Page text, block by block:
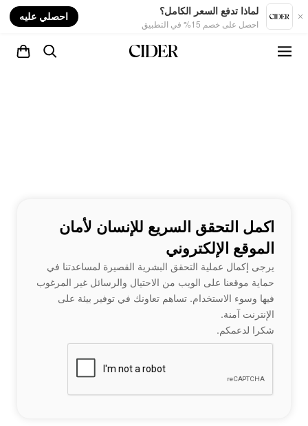
لماذا تدفع السعر الكامل؟
احصل على خصم 15% في التطبيق
احصلي عليه
اكمل التحقق السريع للإنسان لأمان
الموقع الإلكتروني
يرجى إكمال عملية التحقق البشرية القصيرة لمساعدتنا في
حماية موقعنا على الويب من الاحتيال والرسائل غير المرغوب
فيها وسوء الاستخدام. تساهم تعاونك في توفير بيئة على
الإنترنت آمنة.
شكرا لدعمكم.